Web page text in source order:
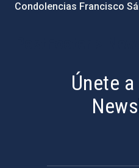
Condolencias Francisco
Únete